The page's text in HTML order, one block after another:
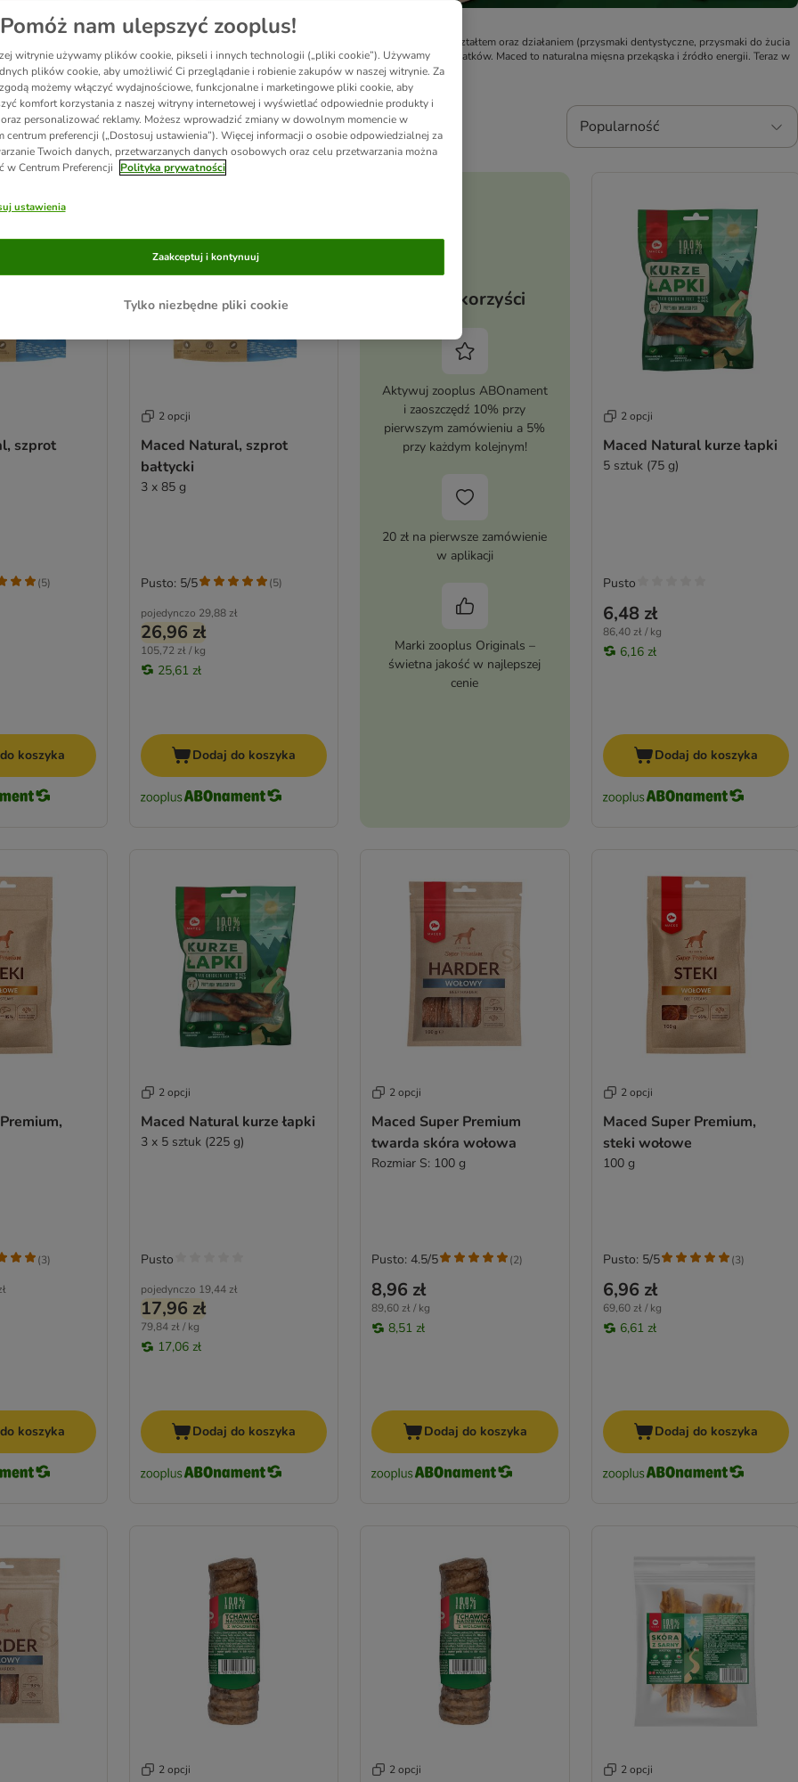
marki Maced! Te lekkostrawne i naturalne produkty różnią się od siebie smakiem, kształtem oraz działaniem (przysmaki dentystyczne, przysmaki do żucia
je wysoka jakość, naturalny sposób produkcji (suszenie metodą ekstruzji) i brak sztucznych dodatków. Maced to naturalna mięsna przekąska i źródło energii. Teraz w
świeżość opakowaniach strunowych!
Popularność
been changed
szprot
(5)
koszyka
2 opcji
Maced Natural, szprot
bałtycki
3 x 85 g
pojedynczo 29,88 zł
26,96 zł
105,72 zł / kg
25,61 zł
Pusto: 5/5 (5)
Dodaj do koszyka
Twoje korzyści
Aktywuj zooplus ABOnament
i zaoszczędź 10% przy
pierwszym zamówieniu a 5%
przy każdym kolejnym!
20 zł na pierwsze zamówienie
w aplikacji
Marki zooplus Originals –
świetna jakość w najlepszej
cenie
2 opcji
Maced Natural kurze łapki
5 sztuk (75 g)
6,48 zł
86,40 zł / kg
6,16 zł
Pusto
Dodaj do koszyka
(3)
koszyka
2 opcji
Maced Natural kurze łapki
3 x 5 sztuk (225 g)
pojedynczo 19,44 zł
17,96 zł
79,84 zł / kg
17,06 zł
Pusto
Dodaj do koszyka
2 opcji
Maced Super Premium
twarda skóra wołowa
Rozmiar S: 100 g
8,96 zł
89,60 zł / kg
8,51 zł
Pusto: 4.5/5 (2)
Dodaj do koszyka
2 opcji
Maced Super Premium,
steki wołowe
100 g
6,96 zł
69,60 zł / kg
6,61 zł
Pusto: 5/5 (3)
Dodaj do koszyka
2 opcji 2 opcji 2 opcji
Pomóż nam ulepszyć zooplus!
witrynie używamy plików cookie, pikseli i innych technologii („pliki cookie”). Używamy
plików cookie, aby umożliwić Ci przeglądanie i robienie zakupów w naszej witrynie. Za
możemy włączyć wydajnościowe, funkcjonalne i marketingowe pliki cookie, aby
komfort korzystania z naszej witryny internetowej i wyświetlać odpowiednie produkty i
oraz personalizować reklamy. Możesz wprowadzić zmiany w dowolnym momencie w
centrum preferencji („Dostosuj ustawienia”). Więcej informacji o osobie odpowiedzialnej za
Twoich danych, przetwarzanych danych osobowych oraz celu przetwarzania można
w Centrum Preferencji
Polityka prywatności
ustawienia
Tylko niezbędne pliki cookie
Zaakceptuj i kontynuuj